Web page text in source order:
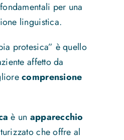
per una
linguistica.
protesica” è quello
affetto da
comprensione
è un apparecchio
che offre al